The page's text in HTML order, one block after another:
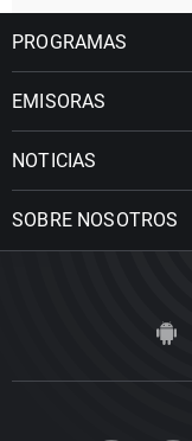
PROGRAMAS
EMISORAS
NOTICIAS
SOBRE NOSOTROS